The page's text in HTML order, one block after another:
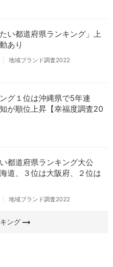
い都道府県ランキング」上
あり
地域ブランド調査2022
グ１位は沖縄県で5年連
が順位上昇【幸福度調査20
都道府県ランキング大公
道、３位は大阪府、２位は
地域ブランド調査2022
ングarrow_right_alt